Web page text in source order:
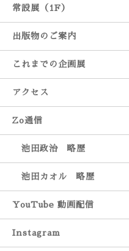
常設展（1F）
出版物のご案内
これまでの企画展
アクセス
Zo通信
池田政治 略歴
池田カオル 略歴
YouTube 動画配信
Instagram